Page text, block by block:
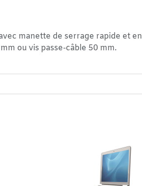
manette de serrage rapide et en
ou vis passe-câble 50 mm.